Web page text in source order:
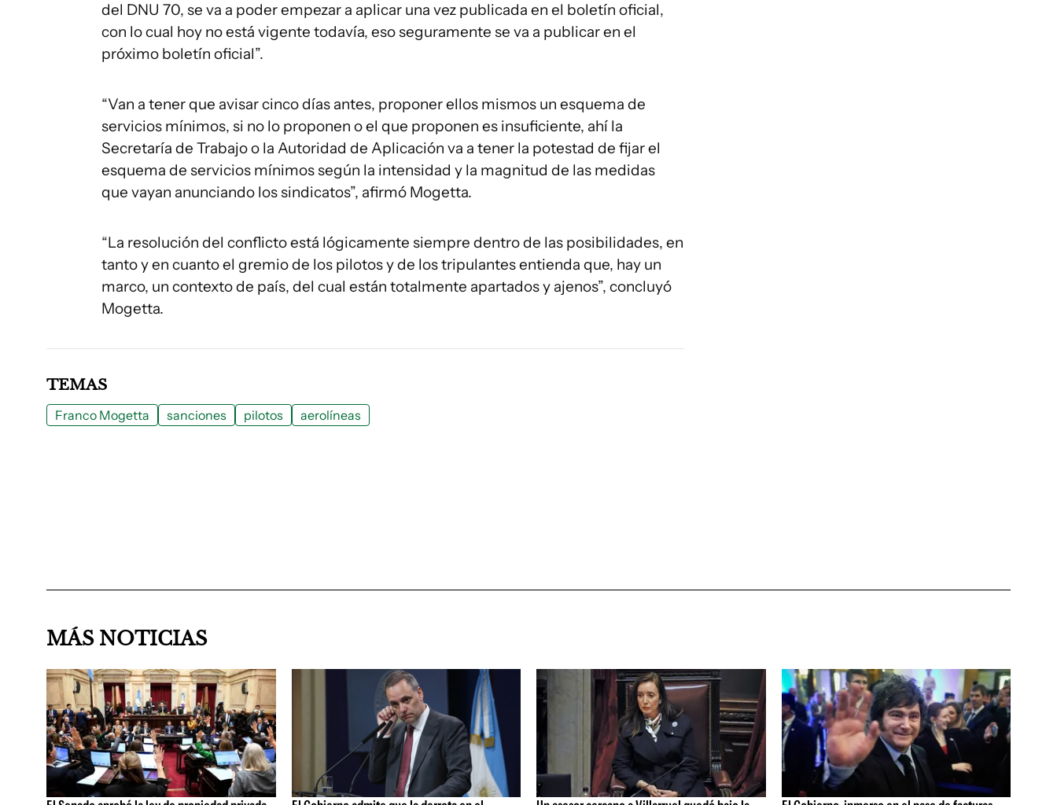
del DNU 70, se va a poder empezar a aplicar una vez publicada en el boletín oficial,
con lo cual hoy no está vigente todavía, eso seguramente se va a publicar en el
próximo boletín oficial”.
“Van a tener que avisar cinco días antes, proponer ellos mismos un esquema de
servicios mínimos, si no lo proponen o el que proponen es insuficiente, ahí la
Secretaría de Trabajo o la Autoridad de Aplicación va a tener la potestad de fijar el
esquema de servicios mínimos según la intensidad y la magnitud de las medidas
que vayan anunciando los sindicatos”, afirmó Mogetta.
“La resolución del conflicto está lógicamente siempre dentro de las posibilidades, en
tanto y en cuanto el gremio de los pilotos y de los tripulantes entienda que, hay un
marco, un contexto de país, del cual están totalmente apartados y ajenos”, concluyó
Mogetta.
TEMAS
Franco Mogetta sanciones pilotos aerolíneas
MÁS NOTICIAS